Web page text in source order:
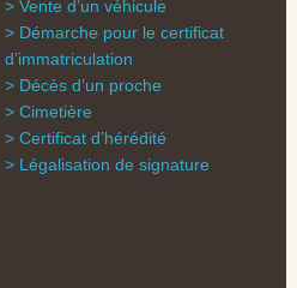
Vente d’un véhicule
Démarche pour le certificat
d’immatriculation
Décès d’un proche
Cimetière
Certificat d’hérédité
Légalisation de signature